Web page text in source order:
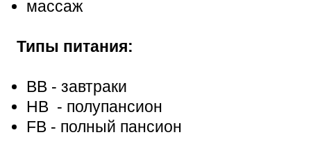
массаж
Типы питания:
BB - завтраки
HB - полупансион
FB - полный пансион